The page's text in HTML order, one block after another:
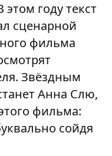
этом году текст
сценарной
фильма
Звёздным
Анна Слю,
фильма:
сойдя